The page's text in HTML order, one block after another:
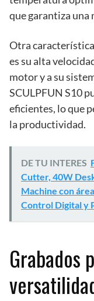
que garantiza
Otra
es su alta
motor y a su
SCULPFUN S10
eficientes, lo que
la productividad.
DE TU INTERES
Cutter, 40W
Machine con
Control Digital y
Grabados